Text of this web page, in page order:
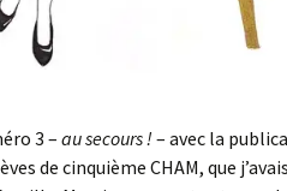
3 –au secours ! – avec la
de cinquième CHAM, que